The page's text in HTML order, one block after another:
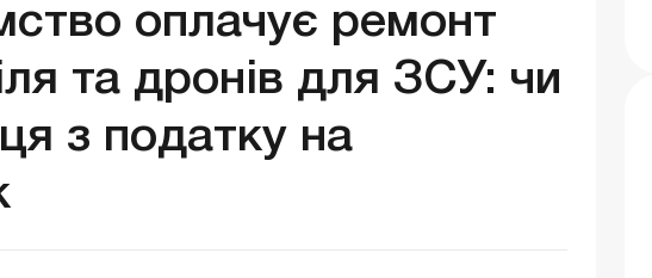
оплачує ремонт
та дронів для ЗСУ: чи
з податку на